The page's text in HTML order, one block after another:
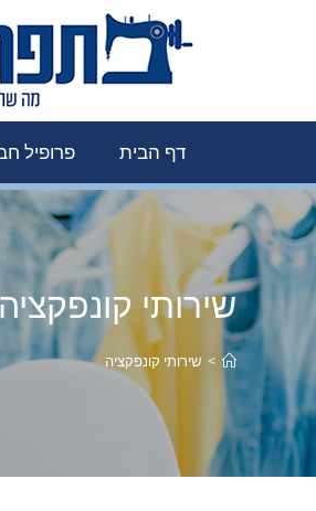
דף הבית פרופיל
שירותי קונפקציה
> שירותי קונפקציה